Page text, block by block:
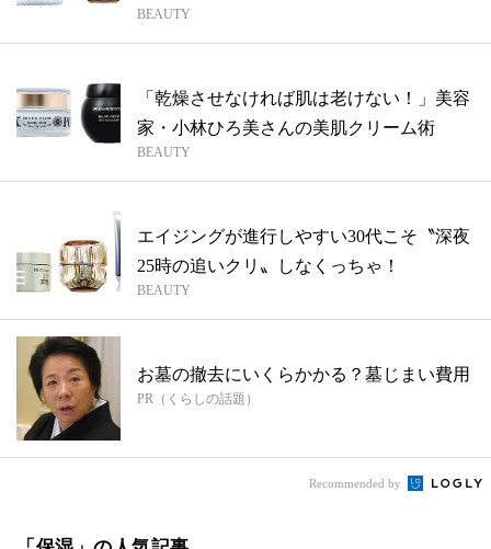
BEAUTY
「乾燥させなければ肌は老けない！」美容
家・小林ひろ美さんの美肌クリーム術
BEAUTY
エイジングが進行しやすい30代こそ〝深夜
25時の追いクリ〟しなくっちゃ！
BEAUTY
お墓の撤去にいくらかかる？墓じまい費用
PR（くらしの話題）
Recommended by